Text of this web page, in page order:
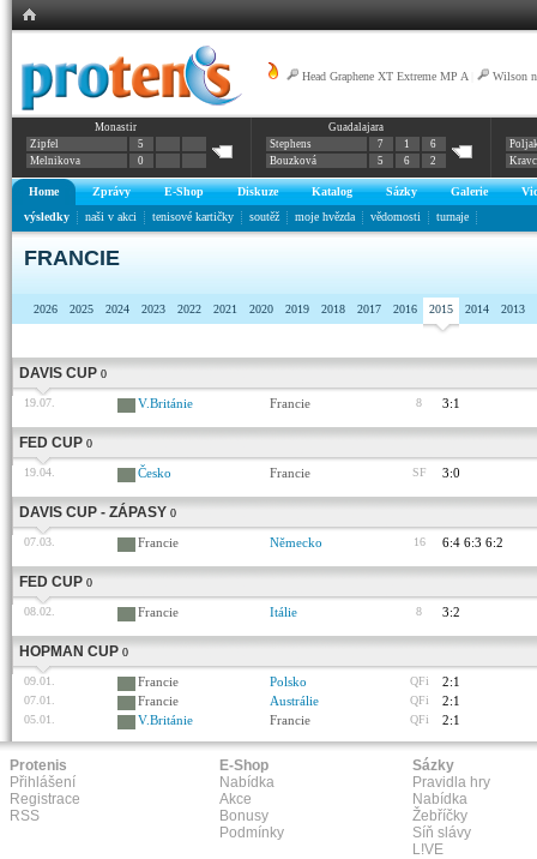
Head Graphene XT Extreme MP A Wilson
Monastir
Zipfel
5
Melnikova
0
Guadalajara
Stephens
7 1
6
Bouzková
5 6 2
Home Zprávy E-Shop Diskuze Katalog Sázky Galerie
výsledky
naši v akci tenisové kartičky soutěž moje hvězda vědomosti turnaje
FRANCIE
2026 2025 2024 2023 2022 2021 2020 2019 2018 2017 2016 2015 2014 2013
DAVIS CUP 0
19.07. V.Británie Francie 8 3:1
FED CUP 0
19.04. Česko Francie SF 3:0
DAVIS CUP - ZÁPASY 0
07.03. Francie Německo 16 6:4 6:3 6:2
FED CUP 0
08.02. Francie Itálie 8 3:2
HOPMAN CUP 0
09.01. Francie Polsko QFi 2:1
07.01. Francie Austrálie QFi 2:1
05.01. V.Británie Francie QFi 2:1
Protenis
Přihlášení
Registrace
RSS
E-Shop
Nabídka
Akce
Bonusy
Podmínky
Sázky
Pravidla hry
Nabídka
Žebříčky
Síň slávy
L!VE